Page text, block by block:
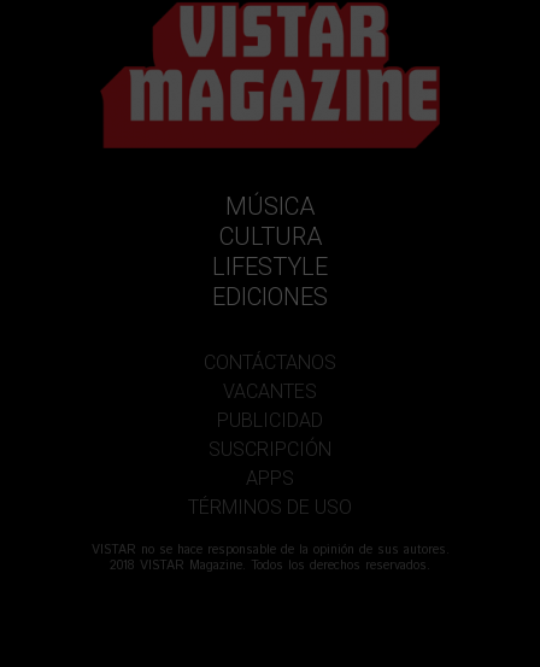
MÚSICA
CULTURA
LIFESTYLE
EDICIONES
CONTÁCTANOS
VACANTES
PUBLICIDAD
SUSCRIPCIÓN
APPS
TÉRMINOS DE USO
VISTAR no se hace responsable de la opinión de sus autores.
2018 VISTAR Magazine. Todos los derechos reservados.